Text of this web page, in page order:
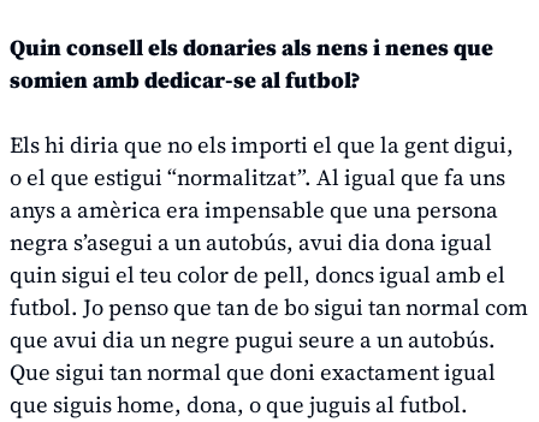
Quin consell els donaries als nens i nenes que
somien amb dedicar-se al futbol?
Els hi diria que no els importi el que la gent digui,
o el que estigui “normalitzat”. Al igual que fa uns
anys a amèrica era impensable que una persona
negra s’asegui a un autobús, avui dia dona igual
quin sigui el teu color de pell, doncs igual amb el
futbol. Jo penso que tan de bo sigui tan normal com
que avui dia un negre pugui seure a un autobús.
Que sigui tan normal que doni exactament igual
que siguis home, dona, o que juguis al futbol.